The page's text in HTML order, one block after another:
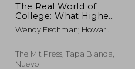
The Real World of
College: What Higher
Education is and
What it can be (en
Wendy Fischman; Howard
The Mit Press, Tapa Blanda,
Nuevo